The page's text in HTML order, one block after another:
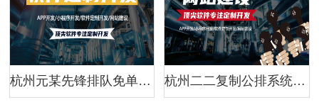
杭州元某先锋排队免单模式系统开发解决方案 杭州二二复制公排系统模式开发（源码搭建）解决方案